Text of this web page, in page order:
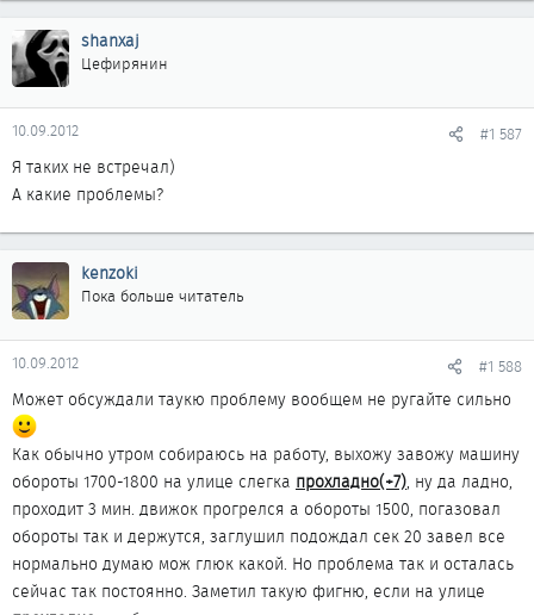
shanxaj
Цефирянин
10.09.2012 #1 587
Я таких не встречал)
А какие проблемы?
kenzoki
Пока больше читатель
10.09.2012 #1 588
Может обсуждали таукю проблему вообщем не ругайте сильно
Как обычно утром собираюсь на работу, выхожу завожу машину
обороты 1700-1800 на улице слегка прохладно(+7), ну да ладно,
проходит 3 мин. движок прогрелся а обороты 1500, погазовал
обороты так и держутся, заглушил подождал сек 20 завел все
нормально думаю мож глюк какой. Но проблема так и осталась
сейчас так постоянно. Заметил такую фигню, если на улице